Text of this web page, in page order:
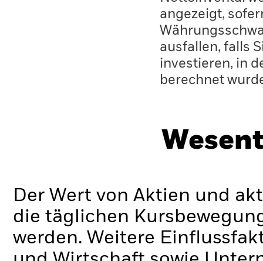
angezeigt,
ausfallen, falls
investieren, in
berechnet
Der Wert von Aktien und
die täglichen
werden. Weitere